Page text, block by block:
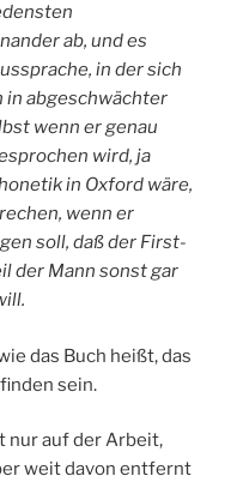
ab, und es
in der sich
in abgeschwächter
wenn er genau
wird, ja
in Oxford wäre,
wenn er
soll, daß der First-
der Mann sonst gar
das Buch heißt, das
sein.
nur auf der Arbeit,
weit davon entfernt